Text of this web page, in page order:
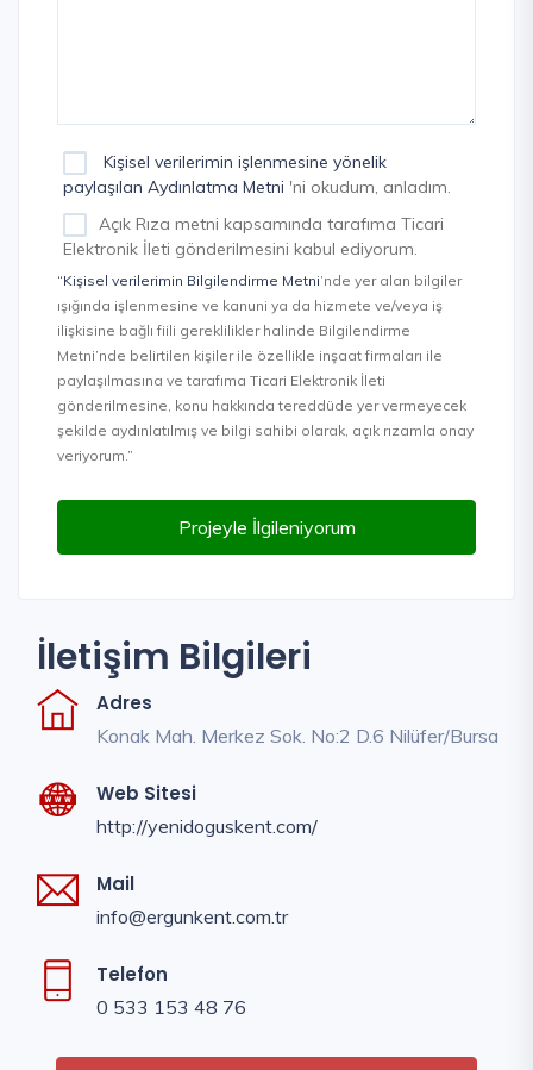
Kişisel verilerimin işlenmesine yönelik
paylaşılan Aydınlatma Metni 'ni okudum, anladım.
Açık Rıza metni kapsamında tarafıma Ticari
Elektronik İleti gönderilmesini kabul ediyorum.
“Kişisel verilerimin Bilgilendirme Metni’nde yer alan bilgiler
ışığında işlenmesine ve kanuni ya da hizmete ve/veya iş
ilişkisine bağlı fiili gereklilikler halinde Bilgilendirme
Metni’nde belirtilen kişiler ile özellikle inşaat firmaları ile
paylaşılmasına ve tarafıma Ticari Elektronik İleti
gönderilmesine, konu hakkında tereddüde yer vermeyecek
şekilde aydınlatılmış ve bilgi sahibi olarak, açık rızamla onay
veriyorum.”
Projeyle İlgileniyorum
İletişim Bilgileri
Adres
Konak Mah. Merkez Sok. No:2 D.6 Nilüfer/Bursa
Web Sitesi
http://yenidoguskent.com/
Mail
info@ergunkent.com.tr
Telefon
0 533 153 48 76